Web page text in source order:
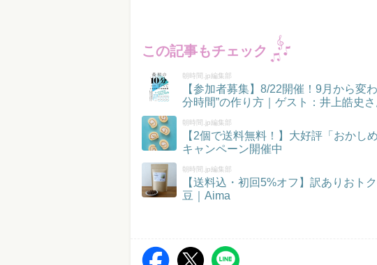
この記事もチェック
朝時間.jp編集部
【参加者募集】8/22開催！9月から変
分時間”の作り方｜ゲスト：井上皓史
朝時間.jp編集部
【2個で送料無料！】大好評「おかし
キャンペーン開催中
朝時間.jp編集部
【送料込・初回5%オフ】訳ありおト
豆｜Aima